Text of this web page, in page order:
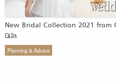
New Bridal Collection 2021 from
นิมัล
Planning & Advice